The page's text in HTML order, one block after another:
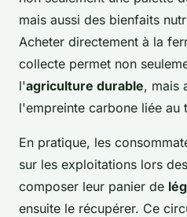
mais aussi des bienfaits
Acheter directement à la
collecte permet non
l'agriculture durable, mais
l'empreinte carbone liée au
En pratique, les
sur les exploitations lors
composer leur panier de
ensuite le récupérer. Ce